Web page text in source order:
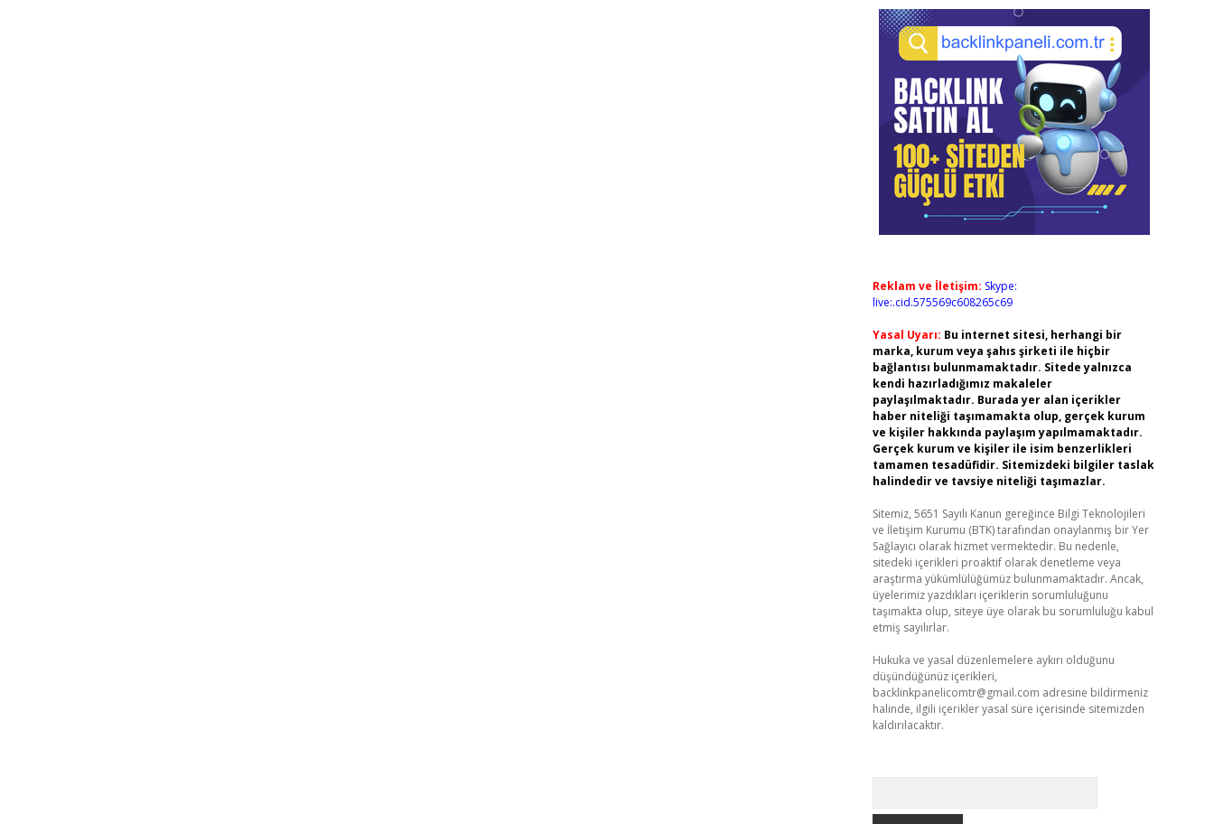
Reklam ve İletişim: Skype:
live:.cid.575569c608265c69
Yasal Uyarı: Bu internet sitesi, herhangi bir
marka, kurum veya şahıs şirketi ile hiçbir
bağlantısı bulunmamaktadır. Sitede yalnızca
kendi hazırladığımız makaleler
paylaşılmaktadır. Burada yer alan içerikler
haber niteliği taşımamakta olup, gerçek kurum
ve kişiler hakkında paylaşım yapılmamaktadır.
Gerçek kurum ve kişiler ile isim benzerlikleri
tamamen tesadüfidir. Sitemizdeki bilgiler taslak
halindedir ve tavsiye niteliği taşımazlar.
Sitemiz, 5651 Sayılı Kanun gereğince Bilgi Teknolojileri
ve İletişim Kurumu (BTK) tarafından onaylanmış bir Yer
Sağlayıcı olarak hizmet vermektedir. Bu nedenle,
sitedeki içerikleri proaktif olarak denetleme veya
araştırma yükümlülüğümüz bulunmamaktadır. Ancak,
üyelerimiz yazdıkları içeriklerin sorumluluğunu
taşımakta olup, siteye üye olarak bu sorumluluğu kabul
etmiş sayılırlar.
Hukuka ve yasal düzenlemelere aykırı olduğunu
düşündüğünüz içerikleri,
backlinkpanelicomtr@gmail.com adresine bildirmeniz
halinde, ilgili içerikler yasal süre içerisinde sitemizden
kaldırılacaktır.